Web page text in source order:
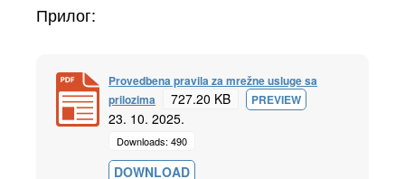
Прилог:
Provedbena pravila za mrežne usluge sa
prilozima
727.20 KB PREVIEW
23. 10. 2025.
Downloads: 490
DOWNLOAD